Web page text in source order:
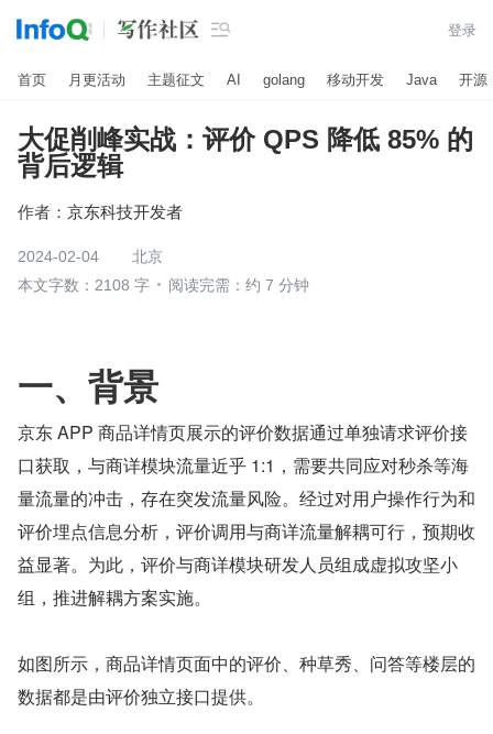
 登录
首页 月更活动 主题征文 AI golang 移动开发 Java 开源
大促削峰实战：评价 QPS 降低 85% 的
背后逻辑
作者： 京东科技开发者
2024-02-04
北京
本文字数：2108 字
阅读完需：约 7 分钟
一、背景
京东 APP 商品详情页展示的评价数据通过单独请求评价接
口获取，与商详模块流量近乎 1:1，需要共同应对秒杀等海
量流量的冲击，存在突发流量风险。经过对用户操作行为和
评价埋点信息分析，评价调用与商详流量解耦可行，预期收
益显著。为此，评价与商详模块研发人员组成虚拟攻坚小
组，推进解耦方案实施。
如图所示，商品详情页面中的评价、种草秀、问答等楼层的
数据都是由评价独立接口提供。